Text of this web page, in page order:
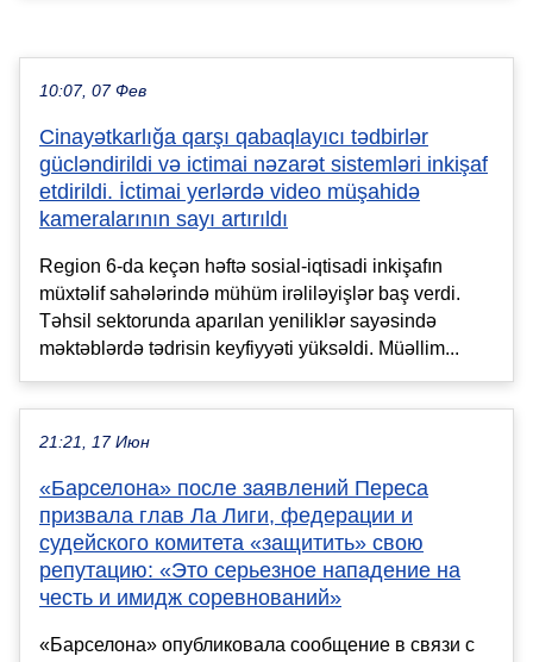
10:07, 07 Фев
Cinayətkarlığa qarşı qabaqlayıcı tədbirlər
gücləndirildi və ictimai nəzarət sistemləri inkişaf
etdirildi. İctimai yerlərdə video müşahidə
kameralarının sayı artırıldı
Region 6-da keçən həftə sosial-iqtisadi inkişafın
müxtəlif sahələrində mühüm irəliləyişlər baş verdi.
Təhsil sektorunda aparılan yeniliklər sayəsində
məktəblərdə tədrisin keyfiyyəti yüksəldi. Müəllim...
21:21, 17 Июн
«Барселона» после заявлений Переса
призвала глав Ла Лиги, федерации и
судейского комитета «защитить» свою
репутацию: «Это серьезное нападение на
честь и имидж соревнований»
«Барселона» опубликовала сообщение в связи с